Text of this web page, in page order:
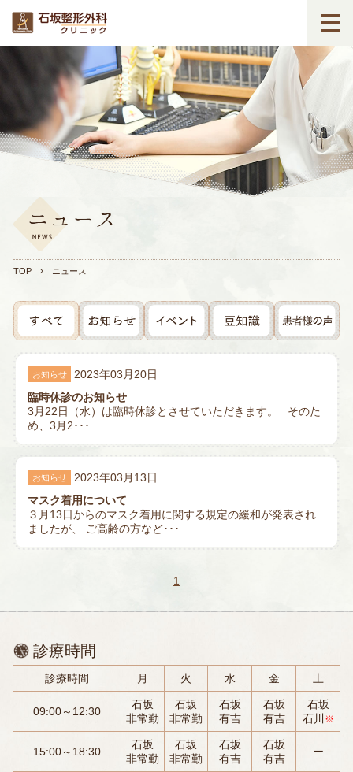
TOP ニュース
お知らせ
2023年03月20日
臨時休診のお知らせ
3月22日（水）は臨時休診とさせていただきます。 そのた
め、3月2･･･
お知らせ
2023年03月13日
マスク着用について
３月13日からのマスク着用に関する規定の緩和が発表され
ましたが、 ご高齢の方など･･･
1
診療時間
診療時間 月 火 水 金 土
09:00～12:30
石坂
非常勤
石坂
非常勤
石坂
有吉
石坂
有吉
石坂
石川 ※
15:00～18:30
石坂
非常勤
石坂
非常勤
石坂
有吉
石坂
有吉
ー